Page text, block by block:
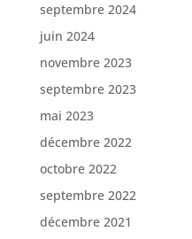
septembre 2024
juin 2024
novembre 2023
septembre 2023
mai 2023
décembre 2022
octobre 2022
septembre 2022
décembre 2021